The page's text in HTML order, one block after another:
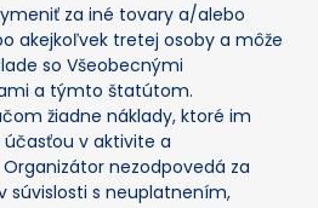
za iné tovary a/alebo
akejkoľvek tretej osoby a môže
so Všeobecnými
a týmto štatútom.
žiadne náklady, ktoré im
účasťou v aktivite a
nezodpovedá za
súvislosti s neuplatnením,